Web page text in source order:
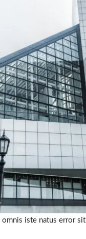
omnis iste natus error sit